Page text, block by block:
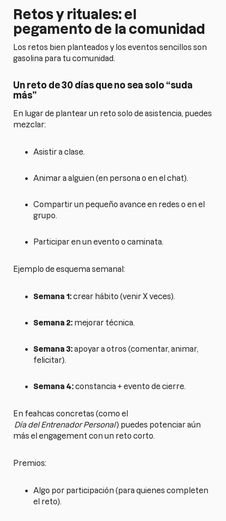
Retos y rituales: el
pegamento de la comunidad
Los retos bien planteados y los eventos sencillos son
gasolina para tu comunidad.
Un reto de 30 días que no sea solo “suda
más”
En lugar de plantear un reto solo de asistencia, puedes
mezclar:
Asistir a clase.
Animar a alguien (en persona o en el chat).
Compartir un pequeño avance en redes o en el
grupo.
Participar en un evento o caminata.
Ejemplo de esquema semanal:
Semana 1:crear hábito (venir X veces).
Semana 2: mejorar técnica.
Semana 3:apoyar a otros (comentar, animar,
felicitar).
Semana 4:constancia + evento de cierre.
En feahcas concretas (como el
Día del Entrenador Personal) puedes potenciar aún
más el engagement con un reto corto.
Premios:
Algo por participación (para quienes completen
el reto).